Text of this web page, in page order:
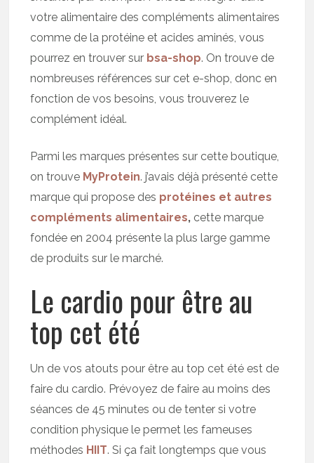
votre alimentaire des compléments alimentaires
comme de la protéine et acides aminés, vous
pourrez en trouver sur bsa-shop. On trouve de
nombreuses références sur cet e-shop, donc en
fonction de vos besoins, vous trouverez le
complément idéal.
Parmi les marques présentes sur cette boutique,
on trouve MyProtein. j’avais déjà présenté cette
marque qui propose des protéines et autres
compléments alimentaires, cette marque
fondée en 2004 présente la plus large gamme
de produits sur le marché.
Le cardio pour être au
top cet été
Un de vos atouts pour être au top cet été est de
faire du cardio. Prévoyez de faire au moins des
séances de 45 minutes ou de tenter si votre
condition physique le permet les fameuses
méthodes HIIT. Si ça fait longtemps que vous